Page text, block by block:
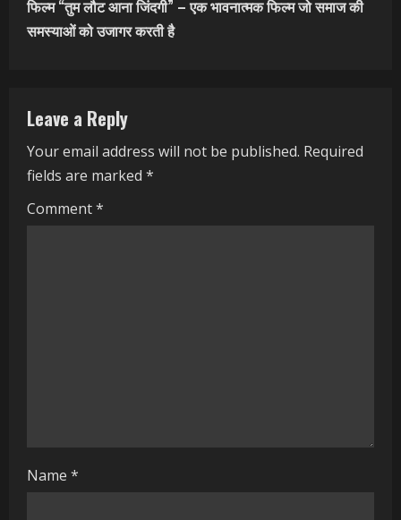
t
u
e
R
फिल्म “तुम लौट आना जिंदगी” – एक भावनात्मक फिल्म जो समाज की
समस्याओं को उजागर करती है
Leave a Reply
Your email address will not be published. Required
fields are marked *
Comment*
Name *